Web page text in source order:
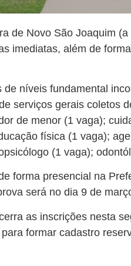
de Novo São Joaquim
imediatas, além de
níveis fundamental
serviços gerais coletos
de menor (1 vaga);
física (1 vaga);
(1 vaga);
forma presencial na
será no dia 9 de
as inscrições nesta
formar cadastro